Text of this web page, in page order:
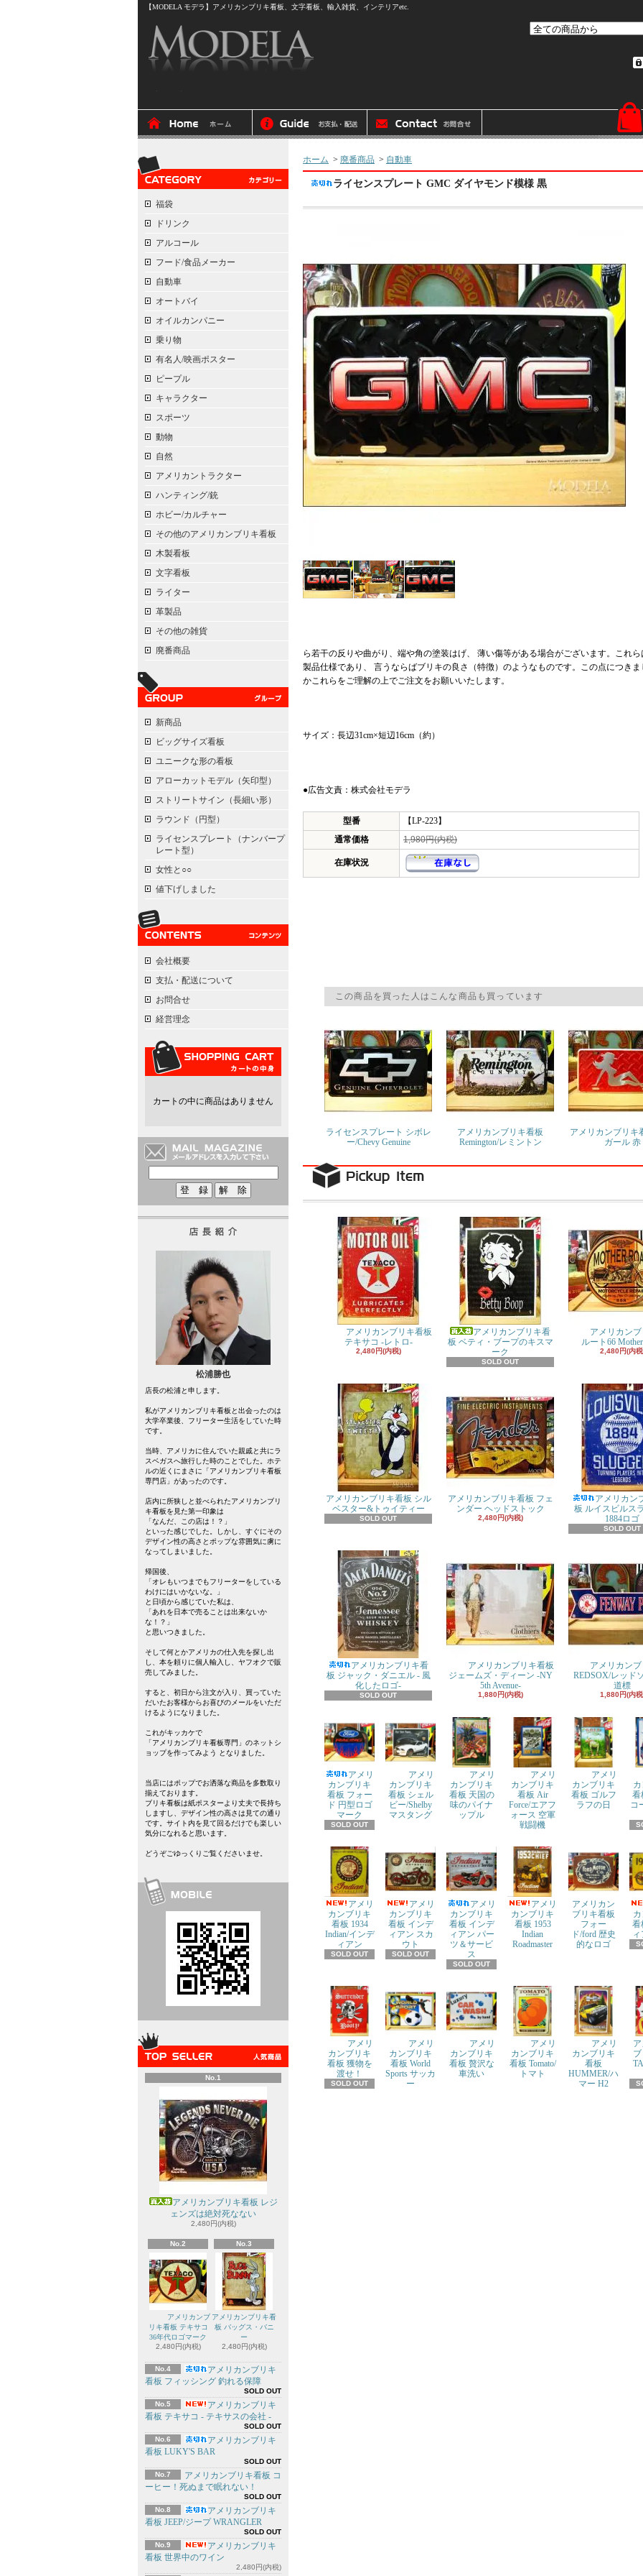
【MODELA モデラ】アメリカンブリキ看板、文字看板、輸入雑貨、インテリアetc.
福袋
ドリンク
アルコール
フード/食品メーカー
自動車
オートバイ
オイルカンパニー
乗り物
有名人/映画ポスター
ピープル
キャラクター
スポーツ
動物
自然
アメリカントラクター
ハンティング/銃
ホビー/カルチャー
その他のアメリカンブリキ看板
木製看板
文字看板
ライター
革製品
その他の雑貨
廃番商品
新商品
ビッグサイズ看板
ユニークな形の看板
アローカットモデル（矢印型）
ストリートサイン（長細い形）
ラウンド（円型）
ライセンスプレート（ナンバープ
レート型）
女性と○○
値下げしました
会社概要
支払・配送について
お問合せ
経営理念
カートの中に商品はありません
松浦勝也
店長の松浦と申します。
私がアメリカンブリキ看板と出会ったのは
大学卒業後、フリーター生活をしていた時
です。
当時、アメリカに住んでいた親戚と共にラ
スベガスへ旅行した時のことでした。ホテ
ルの近くにまさに「アメリカンブリキ看板
専門店」があったのです。
店内に所狭しと並べられたアメリカンブリ
キ看板を見た第一印象は
「なんだ、この店は！？」
といった感じでした。しかし、すぐにその
デザイン性の高さとポップな雰囲気に虜に
なってしまいました。
帰国後、
「オレもいつまでもフリーターをしている
わけにはいかないな。」
と日頃から感じていた私は、
「あれを日本で売ることは出来ないか
な！？」
と思いつきました。
そして何とかアメリカの仕入先を探し出
し、本を頼りに個人輸入し、ヤフオクで販
売してみました。
すると、初日から注文が入り、買っていた
だいたお客様からお喜びのメールをいただ
けるようになりました。
これがキッカケで
「アメリカンブリキ看板専門」のネットシ
ョップを作ってみよう となりました。
当店にはポップでお洒落な商品を多数取り
揃えております。
ブリキ看板は紙ポスターより丈夫で長持ち
しますし、デザイン性の高さは見ての通り
です。サイト内を見て回るだけでも楽しい
気分になれると思います。
どうぞごゆっくりご覧くださいませ。
No.1
アメリカンブリキ看板 レジ
ェンズは絶対死なない
2,480円(内税)
No.2
アメリカンブ
リキ看板 テキサコ
36年代ロゴマーク
2,480円(内税)
No.3
アメリカンブリキ看
板 バッグス・バニ
ー
2,480円(内税)
No.4
アメリカンブリキ
看板 フィッシング 釣れる保障
SOLD OUT
No.5
アメリカンブリキ
看板 テキサコ - テキサスの会社 -
SOLD OUT
No.6
アメリカンブリキ
看板 LUKY'S BAR
SOLD OUT
No.7
アメリカンブリキ看板 コ
ーヒー！死ぬまで眠れない！
SOLD OUT
No.8
アメリカンブリキ
看板 JEEP/ジープ WRANGLER
SOLD OUT
No.9
アメリカンブリキ
看板 世界中のワイン
2,480円(内税)
ホーム > 廃番商品 > 自動車
ライセンスプレート GMC ダイヤモンド模様 黒
ら若干の反りや曲がり、端や角の塗装はげ、 薄い傷等がある場合がございます。これ
製品仕様であり、 言うならばブリキの良さ（特徴）のようなものです。この点につき
かこれらをご理解の上でご注文をお願いいたします。
サイズ：長辺31cm×短辺16cm（約）
●広告文責：株式会社モデラ
型番
【LP-223】
通常価格
1,980円(内税)
在庫状況
この商品を買った人はこんな商品も買っています
ライセンスプレート シボレ
ー/Chevy Genuine
アメリカンブリキ看板
Remington/レミントン
アメリカンブリキ
ガール 赤
アメリカンブリキ看板
テキサコ -レトロ-
2,480円(内税)
アメリカンブリキ看
板 ベティ・ブープのキスマ
ーク
SOLD OUT
アメリカン
ルート66
2,480円(内
アメリカンブリキ看板 シル
ベスター&トゥイティー
SOLD OUT
アメリカンブリキ看板 フェ
ンダー ヘッドストック
2,480円(内税)
アメリカン
板 ルイスビルス
1884ロゴ
SOLD OUT
アメリカンブリキ看
板 ジャック・ダニエル - 風
化したロゴ-
SOLD OUT
アメリカンブリキ看板
ジェームズ・ディーン -NY
5th Avenue-
1,880円(内税)
アメリカン
REDSOX/レッド
道標
1,880円(内
アメリ
カンブリキ
看板 フォー
ド 円型ロゴ
マーク
SOLD OUT
アメリ
カンブリキ
看板 シェル
ビー/Shelby
マスタング
アメリ
カンブリキ
看板 天国の
味のパイナ
ップル
アメリ
カンブリキ
看板 Air
Force/エアフ
ォース 空軍
戦闘機
アメリ
カンブリキ
看板 ゴルフ
ラフの日
看
コ
アメリ
カンブリキ
看板 1934
Indian/インデ
ィアン
SOLD OUT
アメリ
カンブリキ
看板 インデ
ィアン スカ
ウト
SOLD OUT
アメリ
カンブリキ
看板 インデ
ィアン パー
ツ＆サービ
ス
SOLD OUT
アメリ
カンブリキ
看板 1953
Indian
Roadmaster
アメリカン
ブリキ看板
フォー
ド/ford 歴史
的なロゴ
看
アメリ
カンブリキ
看板 獲物を
渡せ！
SOLD OUT
アメリ
カンブリキ
看板 World
Sports サッカ
ー
アメリ
カンブリキ
看板 贅沢な
車洗い
アメリ
カンブリキ
看板 Tomato/
トマト
アメリ
カンブリキ
看板
HUMMER/ハ
マー H2